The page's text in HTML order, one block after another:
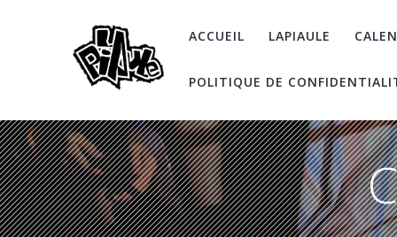
ACCUEIL LAPIAULE
POLITIQUE DE